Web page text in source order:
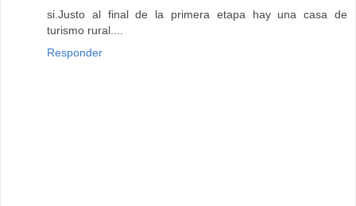
si.Justo al final de la primera etapa hay una casa de
turismo rural....
Responder